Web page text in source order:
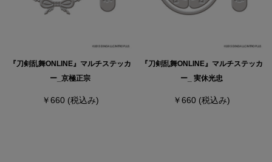
『刀剣乱舞ONLINE』マルチステッカ
ー_京極正宗
￥660 (税込み)
『刀剣乱舞ONLINE』マルチステッカ
ー_ 実休光忠
￥660 (税込み)